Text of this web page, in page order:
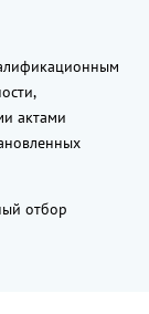
актами
отбор